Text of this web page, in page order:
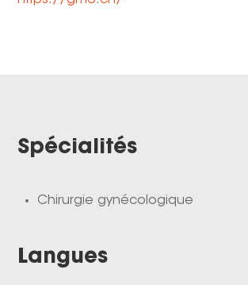
Spécialités
Chirurgie gynécologique
Langues